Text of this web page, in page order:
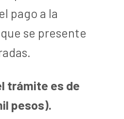
pago a la
se presente
trámite es de
pesos).